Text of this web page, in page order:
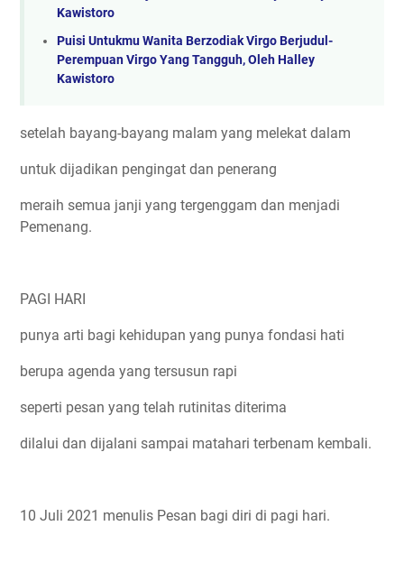
Kawistoro
Puisi Untukmu Wanita Berzodiak Virgo Berjudul-
Perempuan Virgo Yang Tangguh, Oleh Halley
Kawistoro
setelah bayang-bayang malam yang melekat dalam
untuk dijadikan pengingat dan penerang
meraih semua janji yang tergenggam dan menjadi
Pemenang.
PAGI HARI
punya arti bagi kehidupan yang punya fondasi hati
berupa agenda yang tersusun rapi
seperti pesan yang telah rutinitas diterima
dilalui dan dijalani sampai matahari terbenam kembali.
10 Juli 2021 menulis Pesan bagi diri di pagi hari.